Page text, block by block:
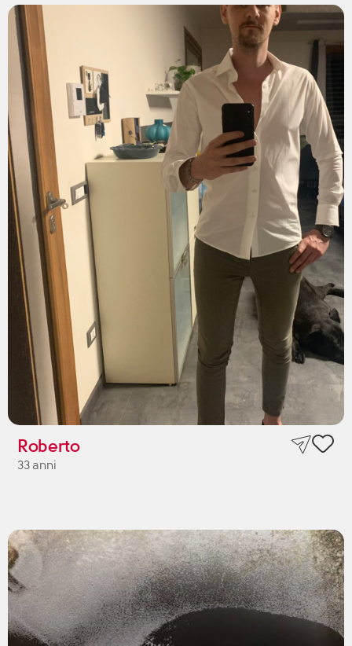
Roberto
33 anni